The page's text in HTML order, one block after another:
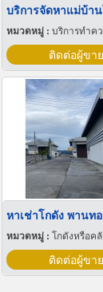
บริการจัดหาแม่บ้า
หมวดหมู่ :บริการทำค
ติดต่อผู้ขาย
หมวดหมู่ :โกดังหรือค
ติดต่อผู้ขาย